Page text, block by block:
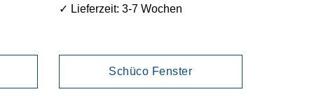
✓ Lieferzeit: 3-7 Wochen
Schüco Fenster